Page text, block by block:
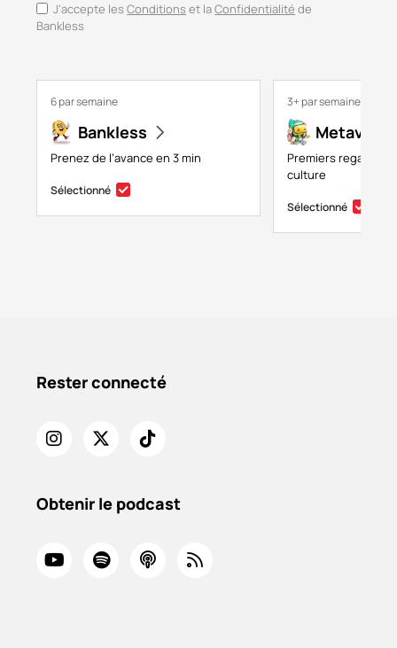
J’accepte lesConditions et laConfidentialité de
Bankless
6 par semaine
Bankless
Prenez de l’avance en 3 min
Sélectionné
3+ par semaine
Premiers regards
culture
Sélectionné
Rester connecté
Obtenir le podcast